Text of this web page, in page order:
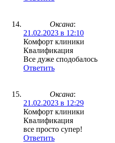
Оксана:
21.02.2023 в 12:10
Комфорт клиники
Квалификация
Все дуже сподобалось
Ответить
Оксана:
21.02.2023 в 12:29
Комфорт клиники
Квалификация
все просто супер!
Ответить